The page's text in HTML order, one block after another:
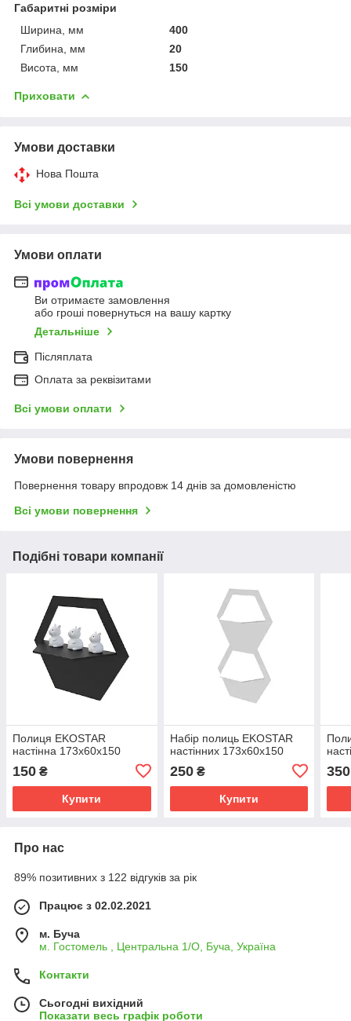
Габаритні розміри
Ширина, мм
400
Глибина, мм
20
Висота, мм
150
Приховати
Умови доставки
Нова Пошта
Всі умови доставки
Умови оплати
Ви отримаєте замовлення
або гроші повернуться на вашу картку
Детальніше
Післяплата
Оплата за реквізитами
Всі умови оплати
Умови повернення
Повернення товару впродовж 14 днів за домовленістю
Всі умови повернення
Подібні товари компанії
Полиця EKOSTAR
настінна 173х60х150
150 ₴
Купити
Набір полиць EKOSTAR
настінних 173х60х150
250₴
Купити
350
Про нас
89% позитивних з 122 відгуків за рік
Працює з 02.02.2021
м. Буча
м. Гостомель , Центральна 1/О, Буча, Україна
Контакти
Сьогодні вихідний
Показати весь графік роботи